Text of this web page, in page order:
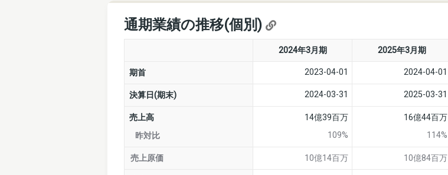
通期業績の推移(個別)
2024年3月期 2025年3月期
期首 2023-04-01 2024-04-01
決算日(期末) 2024-03-31 2025-03-31
売上高
昨対比
14億39百万
109%
16億44百万
114%
売上原価 10億14百万 10億84百万